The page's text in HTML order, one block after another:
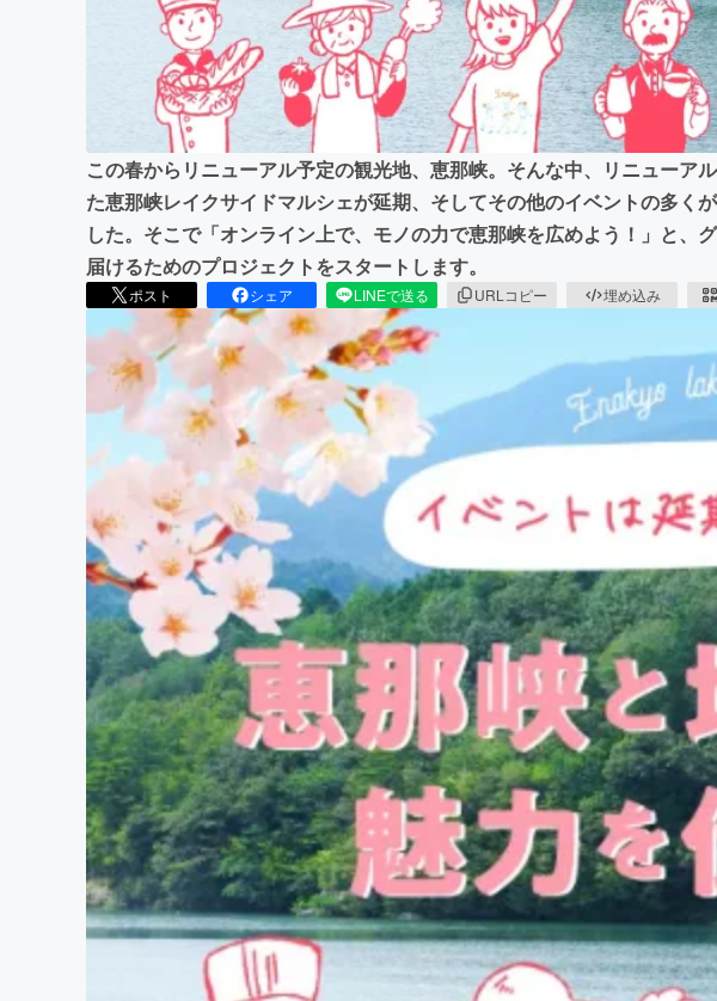
CAMPFIRE
この春からリニューアル予定の観光地、恵那峡。そんな中、リニューア
た恵那峡レイクサイドマルシェが延期、そしてその他のイベントの多く
した。そこで「オンライン上で、モノの力で恵那峡を広めよう！」と、
届けるためのプロジェクトをスタートします。
ポスト シェア LINEで送る URLコピー 埋め込み